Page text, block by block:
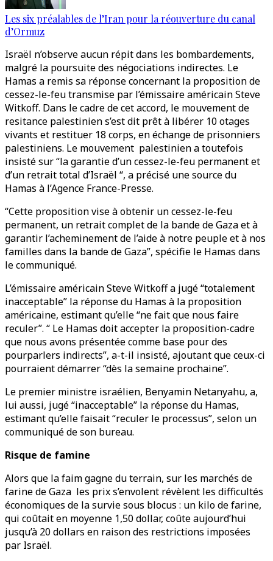
Les six préalables de l’Iran pour la réouverture du canal
d’Ormuz
Israël n’observe aucun répit dans les bombardements,
malgré la poursuite des négociations indirectes. Le
Hamas a remis sa réponse concernant la proposition de
cessez-le-feu transmise par l’émissaire américain Steve
Witkoff. Dans le cadre de cet accord, le mouvement de
resitance palestinien s’est dit prêt à libérer 10 otages
vivants et restituer 18 corps, en échange de prisonniers
palestiniens. Le mouvement palestinien a toutefois
insisté sur “la garantie d’un cessez-le-feu permanent et
d’un retrait total d’Israël “, a précisé une source du
Hamas à l’Agence France-Presse.
“Cette proposition vise à obtenir un cessez-le-feu
permanent, un retrait complet de la bande de Gaza et à
garantir l’acheminement de l’aide à notre peuple et à nos
familles dans la bande de Gaza”, spécifie le Hamas dans
le communiqué.
L’émissaire américain Steve Witkoff a jugé “totalement
inacceptable” la réponse du Hamas à la proposition
américaine, estimant qu’elle “ne fait que nous faire
reculer”. “ Le Hamas doit accepter la proposition-cadre
que nous avons présentée comme base pour des
pourparlers indirects”, a-t-il insisté, ajoutant que ceux-ci
pourraient démarrer “dès la semaine prochaine”.
Le premier ministre israélien, Benyamin Netanyahu, a,
lui aussi, jugé “inacceptable” la réponse du Hamas,
estimant qu’elle faisait “reculer le processus”, selon un
communiqué de son bureau.
Risque de famine
Alors que la faim gagne du terrain, sur les marchés de
farine de Gaza les prix s’envolent révèlent les difficultés
économiques de la survie sous blocus : un kilo de farine,
qui coûtait en moyenne 1,50 dollar, coûte aujourd’hui
jusqu’à 20 dollars en raison des restrictions imposées
par Israël.